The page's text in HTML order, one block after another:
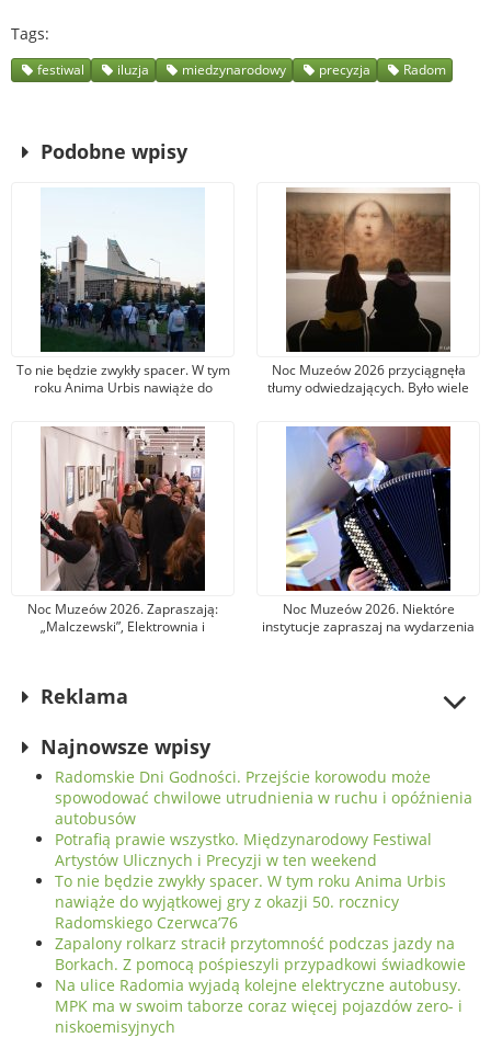
Tags
festiwal iluzja miedzynarodowy precyzja Radom
Podobne wpisy
To nie będzie zwykły spacer. W tym
roku Anima Urbis nawiąże do
Radomskiego Czerwca’76
Noc Muzeów 2026 przyciągnęła
tłumy odwiedzających. Było wiele
na tę okazję
Noc Muzeów 2026. Zapraszają:
„Malczewski”, Elektrownia i
Noc Muzeów 2026. Niektóre
instytucje zapraszaj na wydarzenia
Reklama
Najnowsze wpisy
Radomskie Dni Godności. Przejście korowodu może
spowodować chwilowe utrudnienia w ruchu i opóźnienia
autobusów
Potrafią prawie wszystko. Międzynarodowy Festiwal
Artystów Ulicznych i Precyzji w ten weekend
To nie będzie zwykły spacer. W tym roku Anima Urbis
nawiąże do wyjątkowej gry z okazji 50. rocznicy
Radomskiego Czerwca’76
Zapalony rolkarz stracił przytomność podczas jazdy na
Borkach. Z pomocą pośpieszyli przypadkowi świadkowie
Na ulice Radomia wyjadą kolejne elektryczne autobusy.
MPK ma w swoim taborze coraz więcej pojazdów zero- i
niskoemisyjnych